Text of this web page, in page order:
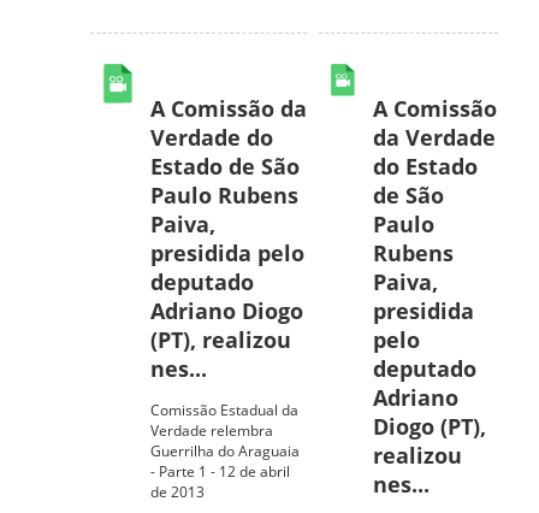
A Comissão da
Verdade do
Estado de São
Paulo Rubens
Paiva,
presidida pelo
deputado
Adriano Diogo
(PT), realizou
nes...
Comissão Estadual da
Verdade relembra
Guerrilha do Araguaia
- Parte 1 - 12 de abril
de 2013
A Comissão
da Verdade
do Estado
de São
Paulo
Rubens
Paiva,
presidida
pelo
deputado
Adriano
Diogo (PT),
realizou
nes...